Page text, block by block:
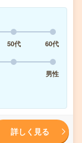
50代
60代
男性
詳しく見る